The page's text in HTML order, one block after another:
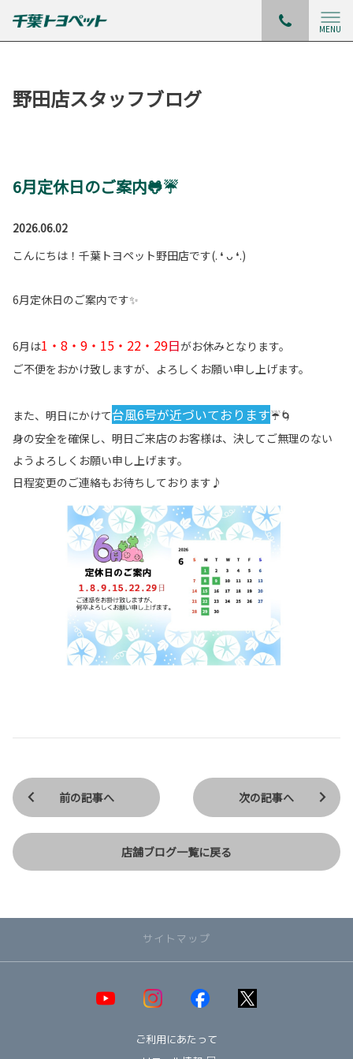
MENU
野田店スタッフブログ
6月定休日のご案内🐸☔
2026.06.02
こんにちは！千葉トヨペット野田店です(. ❛ ᴗ ❛.)
6月定休日のご案内です✨
6月は1・8・9・15・22・29日がお休みとなります。
ご不便をおかけ致しますが、よろしくお願い申し上げます。
また、明日にかけて台風6号が近づいております☔🌀
身の安全を確保し、明日ご来店のお客様は、決してご無理のない
ようよろしくお願い申し上げます。
日程変更のご連絡もお待ちしております♪
前の記事へ
店舗ブログ一覧に戻る
次の記事へ
サイトマップ
ご利用にあたって